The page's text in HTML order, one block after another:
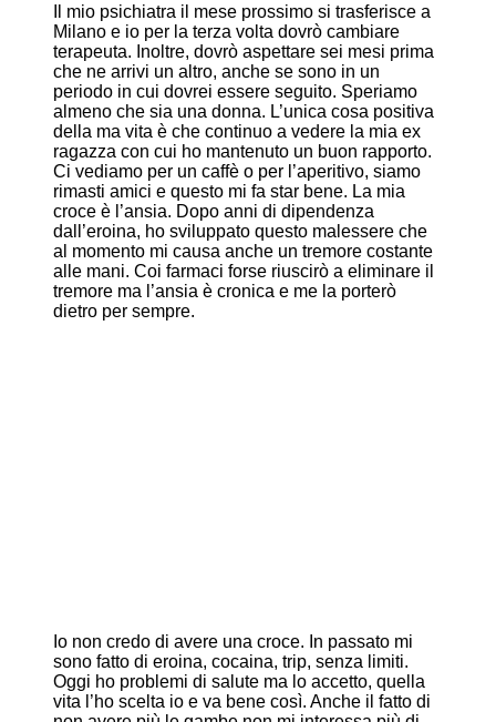
Il mio psichiatra il mese prossimo si trasferisce a
Milano e io per la terza volta dovrò cambiare
terapeuta. Inoltre, dovrò aspettare sei mesi prima
che ne arrivi un altro, anche se sono in un
periodo in cui dovrei essere seguito. Speriamo
almeno che sia una donna. L’unica cosa positiva
della ma vita è che continuo a vedere la mia ex
ragazza con cui ho mantenuto un buon rapporto.
Ci vediamo per un caffè o per l’aperitivo, siamo
rimasti amici e questo mi fa star bene. La mia
croce è l’ansia. Dopo anni di dipendenza
dall’eroina, ho sviluppato questo malessere che
al momento mi causa anche un tremore costante
alle mani. Coi farmaci forse riuscirò a eliminare il
tremore ma l’ansia è cronica e me la porterò
dietro per sempre.
Io non credo di avere una croce. In passato mi
sono fatto di eroina, cocaina, trip, senza limiti.
Oggi ho problemi di salute ma lo accetto, quella
vita l’ho scelta io e va bene così. Anche il fatto di